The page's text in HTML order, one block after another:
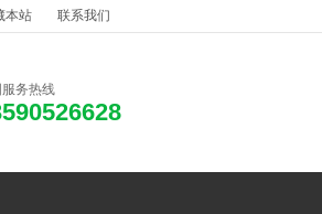
本站 联系我们
务热线